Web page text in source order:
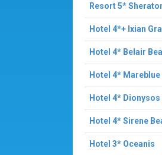
Resort 5*
Hotel 4*+ Ixian
Hotel 4* Belair
Hotel 4*
Hotel 4* Dionysos
Hotel 4* Sirene
Hotel 3* Oceanis